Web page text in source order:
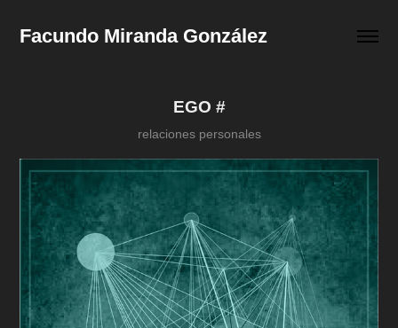
Facundo Miranda González
EGO #
relaciones personales